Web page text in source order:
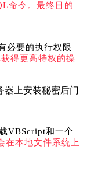
命令。最终目的
必要的执行权限
得更高特权的操
VBScript和一个
在本地文件系统上